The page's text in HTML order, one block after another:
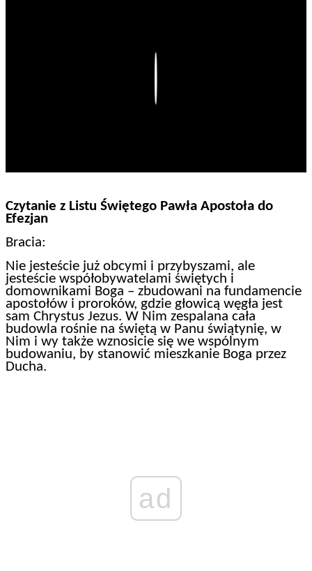
Czytanie z Listu Świętego Pawła Apostoła do
Efezjan
Bracia:
Nie jesteście już obcymi i przybyszami, ale
jesteście współobywatelami świętych i
domownikami Boga – zbudowani na fundamencie
apostołów i proroków, gdzie głowicą węgła jest
sam Chrystus Jezus. W Nim zespalana cała
budowla rośnie na świętą w Panu świątynię, w
Nim i wy także wznosicie się we wspólnym
budowaniu, by stanowić mieszkanie Boga przez
Ducha.
ad